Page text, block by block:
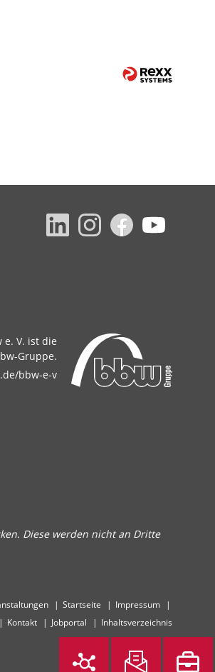
e. V. ist die
Gruppe.
bbw-e-v
Diese werden nicht an Dritte
Startseite
Impressum
Kontakt Jobportal Inhaltsverzeichnis